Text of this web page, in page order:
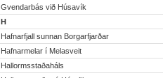
Gvendarbás við Húsavík
H
Hafnarfjall sunnan Borgarfjarðar
Hafnarmelar í Melasveit
Hallormsstaðaháls